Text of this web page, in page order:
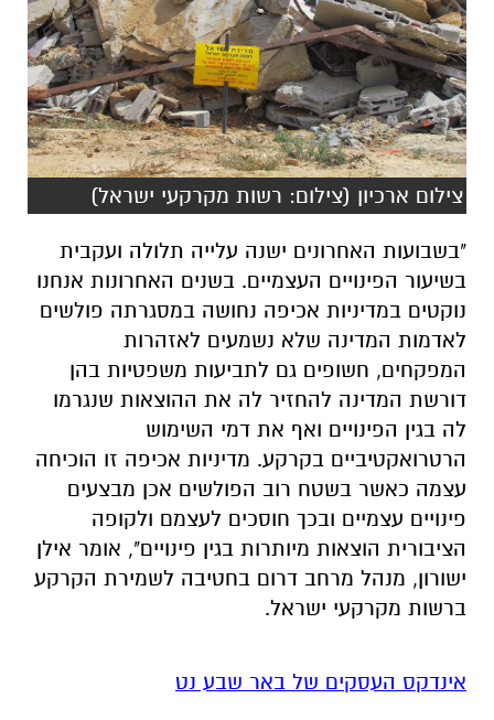
צילום ארכיון (צילום: רשות מקרקעי ישראל)
"בשבועות האחרונים ישנה עלייה תלולה ועקבית
בשיעור הפינויים העצמיים. בשנים האחרונות אנחנו
נוקטים במדיניות אכיפה נחושה במסגרתה פולשים
לאדמות המדינה שלא נשמעים לאזהרות
המפקחים, חשופים גם לתביעות משפטיות בהן
דורשת המדינה להחזיר לה את ההוצאות שנגרמו
לה בגין הפינויים ואף את דמי השימוש
הרטרואקטיביים בקרקע. מדיניות אכיפה זו הוכיחה
עצמה כאשר בשטח רוב הפולשים אכן מבצעים
פינויים עצמיים ובכך חוסכים לעצמם ולקופה
הציבורית הוצאות מיותרות בגין פינויים", אומר אילן
ישורון, מנהל מרחב דרום בחטיבה לשמירת הקרקע
ברשות מקרקעי ישראל.
אינדקס העסקים של באר שבע נט